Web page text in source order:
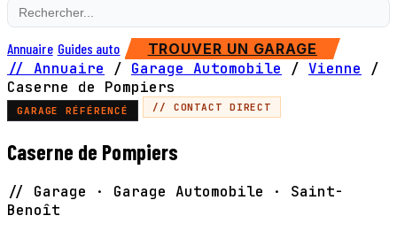
Annuaire Guides auto TROUVER UN GARAGE
// Annuaire / Garage Automobile / Vienne
/
Caserne de Pompiers
GARAGE RÉFÉRENCÉ // CONTACT DIRECT
Caserne de Pompiers
// Garage · Garage Automobile · Saint-
Benoît